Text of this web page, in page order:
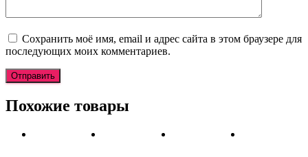
Сохранить моё имя, email и адрес сайта в этом браузере для
последующих моих комментариев.
Похожие товары